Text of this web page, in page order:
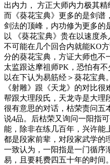
出内力， 方正大师内力极其精
而《葵花宝典》更多的是剑谱
剑法的顶峰，内功修为更多的
以 《葵花宝典》贵在以速度
不可能在几个回合内就能KO
分的葵花宝典，方证大师也不
太监跟达摩祖师PK，恐怕有
以在下认为易筋经＞葵花宝典。
《射雕》跟《天龙》的对比
帮跟大理段氏，天龙寺是大理
很有意思的对话，枯荣责问五
说4品。后枯荣又询问一阳指
能，除非在练几百年，兴许能
都是段家前辈，对段家武学的
一致认为，一阳指是一门循序
易，且要耗费四五十年的时间